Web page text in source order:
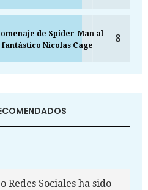
de Spider-Man al
Nicolas Cage
8
Redes Sociales ha sido